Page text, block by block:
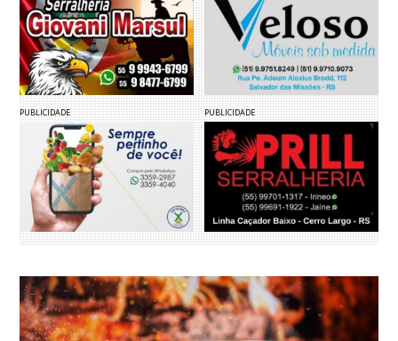
PUBLICIDADE PUBLICIDADE